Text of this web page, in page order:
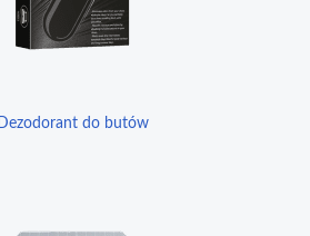
Dezodorant do butów